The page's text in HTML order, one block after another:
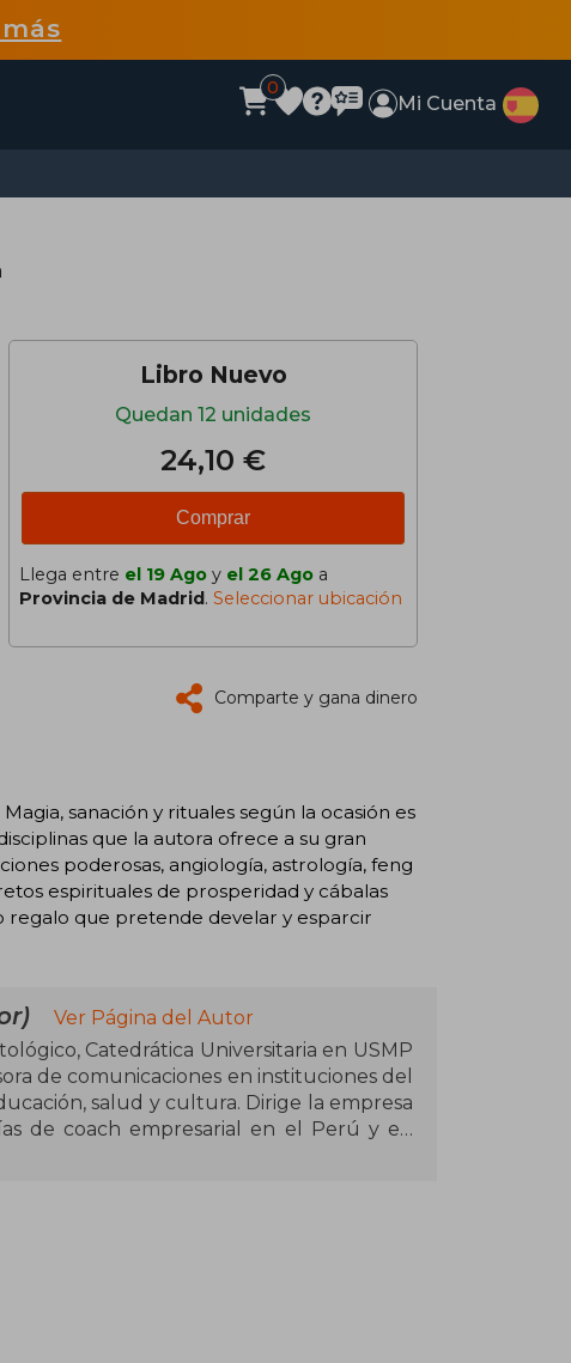
0
Mi Cuenta
Libro Nuevo
Quedan 12 unidades
24,10 €
Comprar
Llega entre el 19 Ago y el 26 Ago a
Provincia de Madrid. Seleccionar ubicación
Comparte y gana dinero
sanación y rituales según la ocasión es
que la autora ofrece a su gran
poderosas, angiología, astrología, feng
espirituales de prosperidad y cábalas
regalo que pretende develar y esparcir
Ver Página del Autor
Catedrática Universitaria en USMP
de comunicaciones en instituciones del
salud y cultura. Dirige la empresa
de coach empresarial en el Perú y en
Uruguay. Como coach terapéutico realiza